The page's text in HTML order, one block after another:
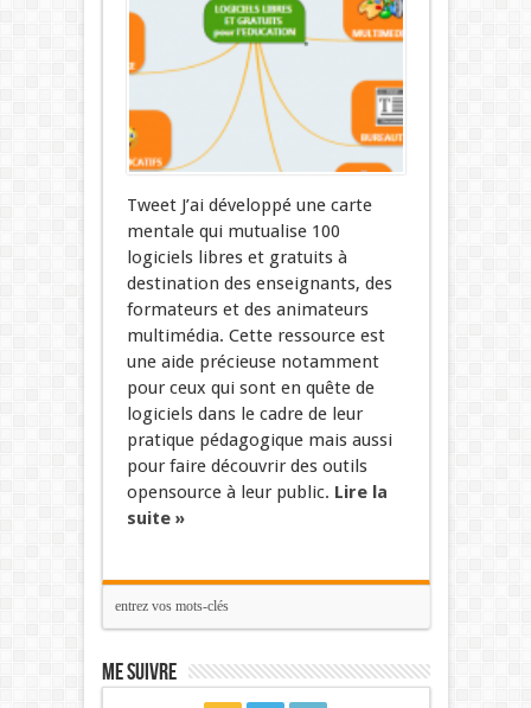
Tweet J’ai développé une carte
mentale qui mutualise 100
logiciels libres et gratuits à
destination des enseignants, des
formateurs et des animateurs
multimédia. Cette ressource est
une aide précieuse notamment
pour ceux qui sont en quête de
logiciels dans le cadre de leur
pratique pédagogique mais aussi
pour faire découvrir des outils
opensource à leur public. Lire la
suite »
Me suivre